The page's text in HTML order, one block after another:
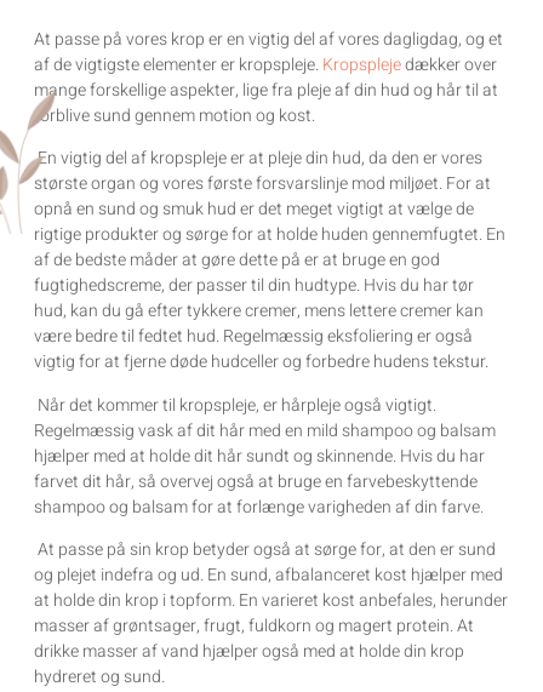
At passe på vores krop er en vigtig del af vores dagligdag, og et
af de vigtigste elementer er kropspleje.Kropsplejedækker over
mange forskellige aspekter, lige fra pleje af din hud og hår til at
forblive sund gennem motion og kost.
En vigtig del af kropspleje er at pleje din hud, da den er vores
største organ og vores første forsvarslinje mod miljøet. For at
opnå en sund og smuk hud er det meget vigtigt at vælge de
rigtige produkter og sørge for at holde huden gennemfugtet. En
af de bedste måder at gøre dette på er at bruge en god
fugtighedscreme, der passer til din hudtype. Hvis du har tør
hud, kan du gå efter tykkere cremer, mens lettere cremer kan
være bedre til fedtet hud. Regelmæssig eksfoliering er også
vigtig for at fjerne døde hudceller og forbedre hudens tekstur.
Når det kommer til kropspleje, er hårpleje også vigtigt.
Regelmæssig vask af dit hår med en mild shampoo og balsam
hjælper med at holde dit hår sundt og skinnende. Hvis du har
farvet dit hår, så overvej også at bruge en farvebeskyttende
shampoo og balsam for at forlænge varigheden af ​​din farve.
At passe på sin krop betyder også at sørge for, at den er sund
og plejet indefra og ud. En sund, afbalanceret kost hjælper med
at holde din krop i topform. En varieret kost anbefales, herunder
masser af grøntsager, frugt, fuldkorn og magert protein. At
drikke masser af vand hjælper også med at holde din krop
hydreret og sund.